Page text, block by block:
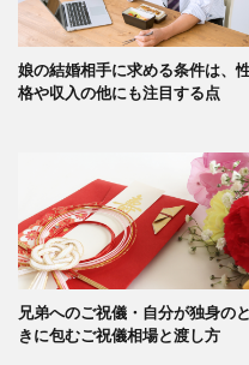
娘の結婚相手に求める条件は、
格や収入の他にも注目する点
兄弟へのご祝儀・自分が独身のと
きに包むご祝儀相場と渡し方